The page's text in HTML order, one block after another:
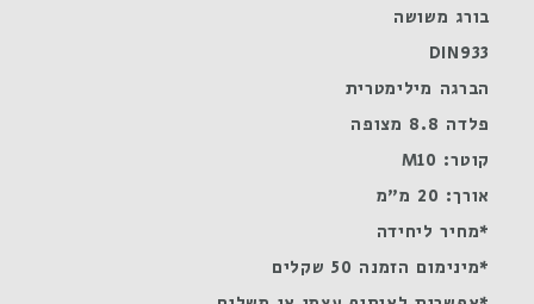
בורג משושה
DIN933
הברגה מילימטרית
פלדה 8.8 מצופה
קוטר: M10
אורך: 20 מ"מ
*מחיר ליחידה
*מינימום הזמנה 50 שקלים